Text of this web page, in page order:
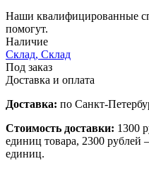
Наши квалифицированные
помогут.
Наличие
Склад, Склад
Под заказ
Доставка и оплата
Доставка: по Санкт-
Стоимость доставки: 1300
единиц товара, 2300 рублей
единиц.